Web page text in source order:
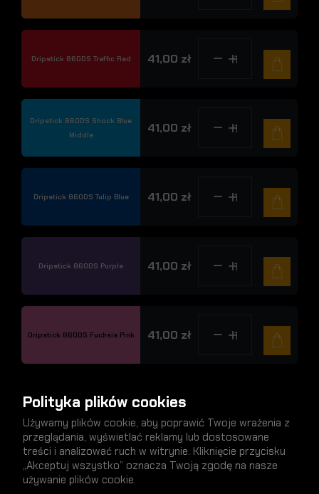
Dripstick 860DS Traffic Red 41,00 zł
Dripstick 860DS Shock Blue
Middle
41,00 zł
Dripstick 860DS Tulip Blue 41,00 zł
Dripstick 860DS Purple 41,00 zł
Dripstick 860DS Fuchsia Pink 41,00 zł
Dripstick 860DS Cream Green 41,00 zł
Dripstick 860DS Signal White 41,00 zł
Polityka plików cookies
Używamy plików cookie, aby poprawić Twoje wrażenia z
przeglądania, wyświetlać reklamy lub dostosowane
treści i analizować ruch w witrynie. Kliknięcie przycisku
„Akceptuj wszystko” oznacza Twoją zgodę na nasze
używanie plików cookie.